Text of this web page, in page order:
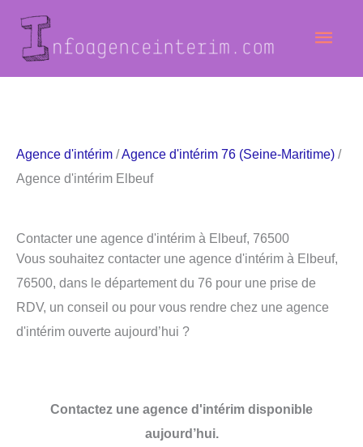
contenu
Agence d'intérim /Agence d'intérim 76 (Seine-Maritime) /
Agence d'intérim Elbeuf
Contacter une agence d'intérim à Elbeuf, 76500
Vous souhaitez contacter une agence d'intérim à Elbeuf,
76500, dans le département du 76 pour une prise de
RDV, un conseil ou pour vous rendre chez une agence
d'intérim ouverte aujourd’hui ?
Contactez une agence d'intérim disponible
aujourd’hui.